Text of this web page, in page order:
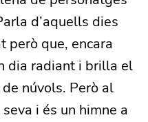
d’aquells dies
però que, encara
dia radiant i brilla el
núvols. Però al
i és un himne a